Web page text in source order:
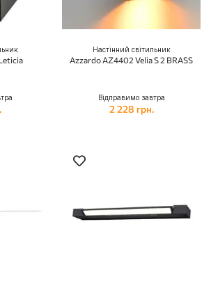
Настінний світильник
Azzardo AZ4402 Velia S 2 BRASS
Відправимо завтра
2 228 грн.